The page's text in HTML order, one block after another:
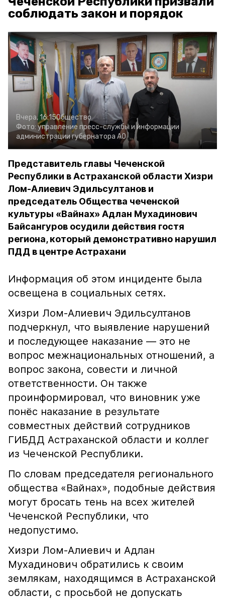
соблюдать закон и порядок
Вчера, 16:15Общество
Фото: управление пресс-службы и информации
администрации губернатора АО
Представитель главы Чеченской
Республики в Астраханской области Хизри
Лом-Алиевич Эдильсултанов и
председатель Общества чеченской
культуры «Вайнах» Адлан Мухадинович
Байсангуров осудили действия гостя
региона, который демонстративно нарушил
ПДД в центре Астрахани
Информация об этом инциденте была
освещена в социальных сетях.
Хизри Лом-Алиевич Эдильсултанов
подчеркнул, что выявление нарушений
и последующее наказание — это не
вопрос межнациональных отношений, а
вопрос закона, совести и личной
ответственности. Он также
проинформировал, что виновник уже
понёс наказание в результате
совместных действий сотрудников
ГИБДД Астраханской области и коллег
из Чеченской Республики.
По словам председателя регионального
общества «Вайнах», подобные действия
могут бросать тень на всех жителей
Чеченской Республики, что
недопустимо.
Хизри Лом-Алиевич и Адлан
Мухадинович обратились к своим
землякам, находящимся в Астраханской
области, с просьбой не допускать